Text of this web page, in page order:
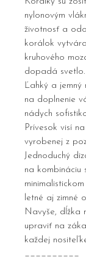
nylonovým
životnosť a
korálok
kruhového
dopadá svetlo.
Ľahký a jemný
na doplnenie
nádych
Prívesok visí
vyrobenej z
Jednoduchý
na kombináciu
letné aj zimné
Navyše, dĺžka
upraviť na
každej
__________